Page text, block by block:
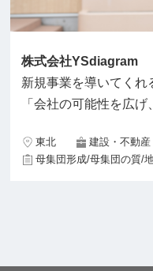
株式会社YSdiagram
新規事業を導いてくれ
「会社の可能性を広
東北
建設・不動産
母集団形成/母集団の質/